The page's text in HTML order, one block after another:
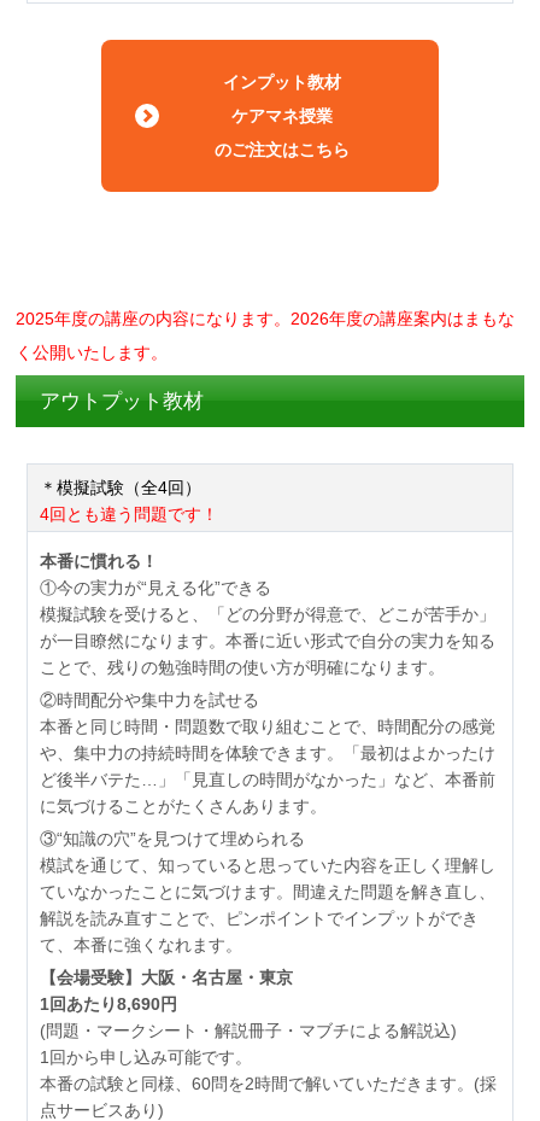
インプット教材
ケアマネ授業
のご注文はこちら
2025年度の講座の内容になります。2026年度の講座案内はまもな
く公開いたします。
アウトプット教材
＊模擬試験（全4回）
4回とも違う問題です！
本番に慣れる！
①今の実力が“見える化”できる
模擬試験を受けると、「どの分野が得意で、どこが苦手か」
が一目瞭然になります。本番に近い形式で自分の実力を知る
ことで、残りの勉強時間の使い方が明確になります。
②時間配分や集中力を試せる
本番と同じ時間・問題数で取り組むことで、時間配分の感覚
や、集中力の持続時間を体験できます。「最初はよかったけ
ど後半バテた…」「見直しの時間がなかった」など、本番前
に気づけることがたくさんあります。
③“知識の穴”を見つけて埋められる
模試を通じて、知っていると思っていた内容を正しく理解し
ていなかったことに気づけます。間違えた問題を解き直し、
解説を読み直すことで、ピンポイントでインプットができ
て、本番に強くなれます。
【会場受験】大阪・名古屋・東京
1回あたり8,690円
(問題・マークシート・解説冊子・マブチによる解説込)
1回から申し込み可能です。
本番の試験と同様、60問を2時間で解いていただきます。(採
点サービスあり)